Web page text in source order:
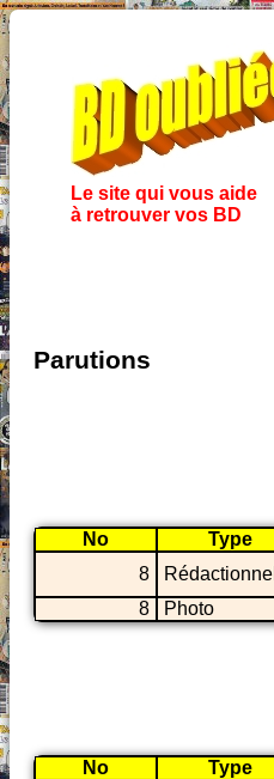
Le site qui vous aide
à retrouver vos BD
Parutions
No Type
8
Rédactionnel
8
Photo
No Type